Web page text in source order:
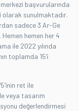
başvurularında
olarak sunulmaktadır.
sadece 3 Ar-Ge
hemen her 4
ile 2022 yılında
toplamda 15’i
ret ile
veya tasarım
değerlendirmesi